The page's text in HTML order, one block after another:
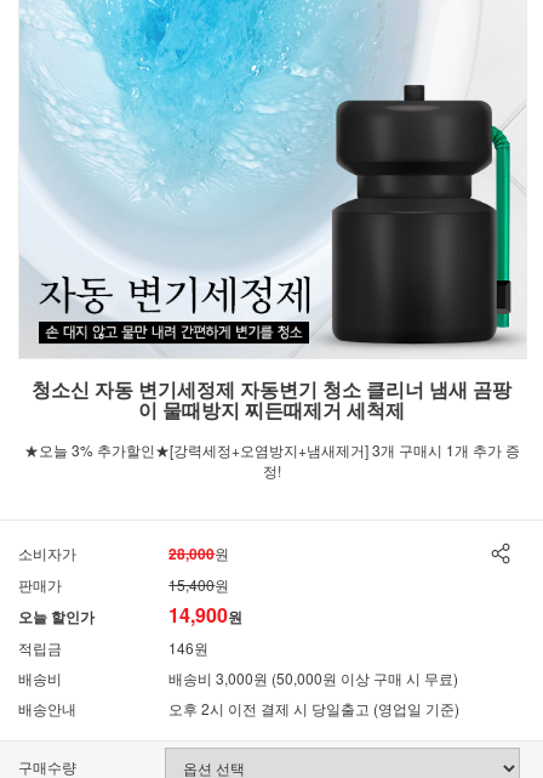
청소신 자동 변기세정제 자동변기 청소 클리너 냄새 곰팡
이 물때방지 찌든때제거 세척제
★오늘 3% 추가할인★[강력세정+오염방지+냄새제거] 3개 구매시 1개 추가 증
정!
소비자가 28,000원
판매가
15,400원
오늘 할인가 14,900원
적립금
146원
배송비
배송비 3,000원 (50,000원 이상 구매 시 무료)
배송안내
오후 2시 이전 결제 시 당일출고 (영업일 기준)
구매수량